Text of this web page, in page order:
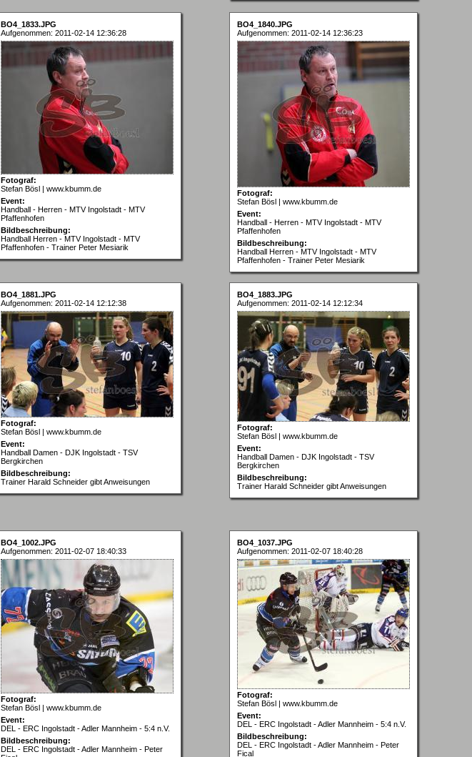
BO4_1833.JPG
Aufgenommen: 2011-02-14 12:36:28
Fotograf:
Stefan Bösl | www.kbumm.de
Event:
Handball - Herren - MTV Ingolstadt - MTV
Pfaffenhofen
Bildbeschreibung:
Handball Herren - MTV Ingolstadt - MTV
Pfaffenhofen - Trainer Peter Mesiarik
BO4_1840.JPG
Aufgenommen: 2011-02-14 12:36:23
Fotograf:
Stefan Bösl | www.kbumm.de
Event:
Handball - Herren - MTV Ingolstadt - MTV
Pfaffenhofen
Bildbeschreibung:
Handball Herren - MTV Ingolstadt - MTV
Pfaffenhofen - Trainer Peter Mesiarik
BO4_1881.JPG
Aufgenommen: 2011-02-14 12:12:38
Fotograf:
Stefan Bösl | www.kbumm.de
Event:
Handball Damen - DJK Ingolstadt - TSV
Bergkirchen
Bildbeschreibung:
Trainer Harald Schneider gibt Anweisungen
BO4_1883.JPG
Aufgenommen: 2011-02-14 12:12:34
Fotograf:
Stefan Bösl | www.kbumm.de
Event:
Handball Damen - DJK Ingolstadt - TSV
Bergkirchen
Bildbeschreibung:
Trainer Harald Schneider gibt Anweisungen
BO4_1002.JPG
Aufgenommen: 2011-02-07 18:40:33
Fotograf:
Stefan Bösl | www.kbumm.de
Event:
DEL - ERC Ingolstadt - Adler Mannheim - 5:4 n.V.
Bildbeschreibung:
DEL - ERC Ingolstadt - Adler Mannheim - Peter
BO4_1037.JPG
Aufgenommen: 2011-02-07 18:40:28
Fotograf:
Stefan Bösl | www.kbumm.de
Event:
DEL - ERC Ingolstadt - Adler Mannheim - 5:4 n.V.
Bildbeschreibung:
DEL - ERC Ingolstadt - Adler Mannheim - Peter
Fical